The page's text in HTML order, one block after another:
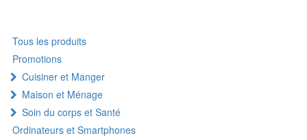
Tous les produits
Promotions
Cuisiner et Manger
Maison et Ménage
Soin du corps et Santé
Ordinateurs et Smartphones